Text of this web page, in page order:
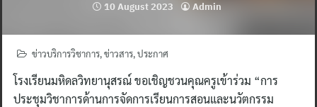
10 August 2023 Admin
ข่าวบริการวิชาการ,ข่าวสาร,ประกาศ
โรงเรียนมหิดลวิทยานุสรณ์ ขอเชิญชวนคุณครูเข้าร่วม “การ
ประชุมวิชาการด้านการจัดการเรียนการสอนและนวัตกรรม